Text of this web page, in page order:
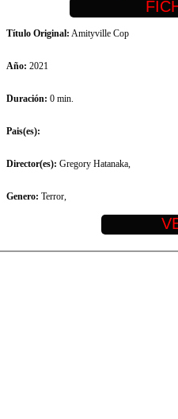
Título Original: Amityville Cop
Año: 2021
Duración: 0 min.
Pais(es):
Director(es): Gregory Hatanaka,
Genero: Terror,